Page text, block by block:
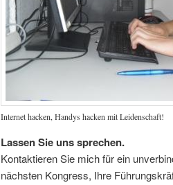
Internet hacken, Handys hacken mit Leidenschaft!
Lassen Sie uns sprechen.
Kontaktieren Sie mich für ein
nächsten Kongress, Ihre